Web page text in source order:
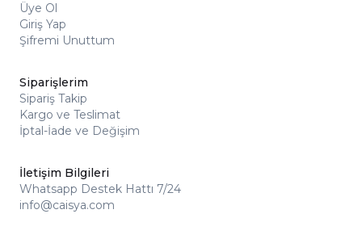
Üye Ol
Giriş Yap
Şifremi Unuttum
Siparişlerim
Sipariş Takip
Kargo ve Teslimat
İptal-İade ve Değişim
İletişim Bilgileri
Whatsapp Destek Hattı 7/24
info@caisya.com